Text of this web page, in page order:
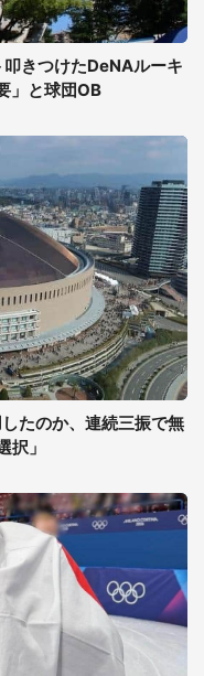
きつけたDeNAルーキ
」と球団OB
たのか、連続三振で無
択」